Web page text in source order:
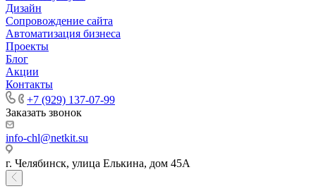
Дизайн
Сопровождение сайта
Автоматизация бизнеса
Проекты
Блог
Акции
Контакты
+7 (929) 137-07-99
Заказать звонок
info-chl@netkit.su
г. Челябинск, улица Елькина, дом 45А